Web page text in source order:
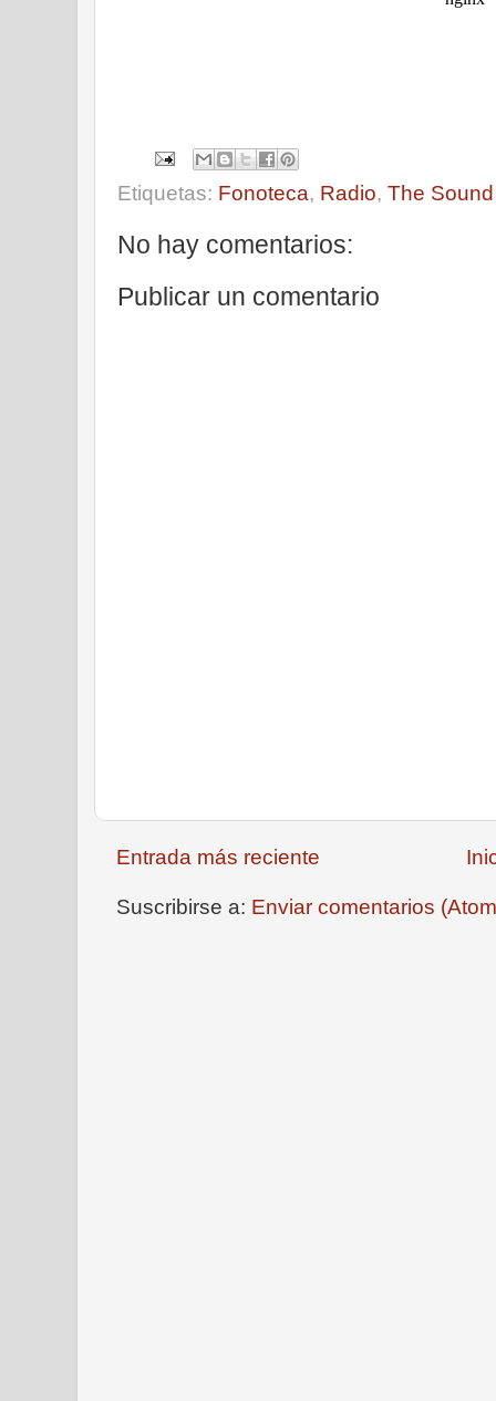
Etiquetas: Fonoteca, Radio, The
No hay comentarios:
Publicar un comentario
Entrada más reciente
Suscribirse a: Enviar comentarios